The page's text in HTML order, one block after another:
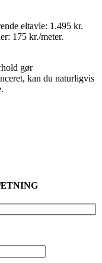
eltavle: 1.495 kr.
175 kr./meter.
gør
kan du naturligvis